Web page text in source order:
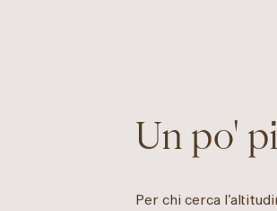
Un po'
Per chi cerca